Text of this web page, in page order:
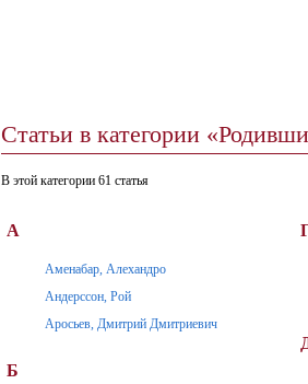
Статьи в категории
В этой категории 61 статья
А
Аменабар, Алехандро
Андерссон, Рой
Аросьев, Дмитрий Дмитриевич
Б